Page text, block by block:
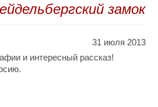
замок
31 июля 2013
и интересный рассказ!